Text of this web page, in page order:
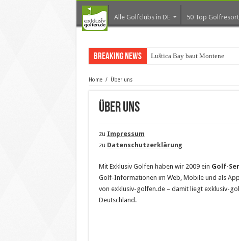
Alle Golfclubs in DE 50 Top
Breaking News Luštica Bay baut Montenegros
Home / Über uns
Über uns
zu Impressum
zu Datenschutzerklärung
Mit Exklusiv Golfen haben wir 2009 ein Golf-
Golf-Informationen im Web, Mobile und als
von exklusiv-golfen.de – damit liegt exklusiv-
Deutschland.